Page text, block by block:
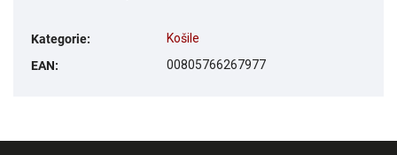
Kategorie:
Košile
EAN: 00805766267977